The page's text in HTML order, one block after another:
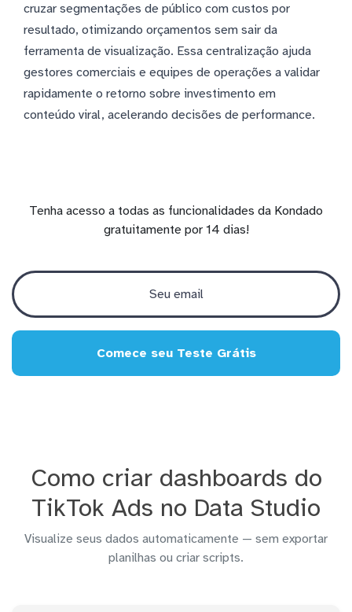
cruzar segmentações de público com custos por
resultado, otimizando orçamentos sem sair da
ferramenta de visualização. Essa centralização ajuda
gestores comerciais e equipes de operações a validar
rapidamente o retorno sobre investimento em
conteúdo viral, acelerando decisões de performance.
Tenha acesso a todas as funcionalidades da Kondado
gratuitamente por 14 dias!
Comece seu Teste Grátis
Como criar dashboards do
TikTok Ads no Data Studio
Visualize seus dados automaticamente — sem exportar
planilhas ou criar scripts.